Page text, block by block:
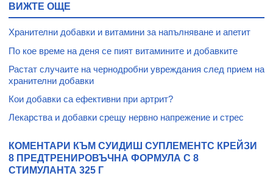
ВИЖТЕ ОЩЕ
Хранителни добавки и витамини за напълняване и апетит
По кое време на деня се пият витамините и добавките
Растат случаите на чернодробни увреждания след прием на
хранителни добавки
Кои добавки са ефективни при артрит?
Лекарства и добавки срещу нервно напрежение и стрес
КОМЕНТАРИ КЪМ СУИДИШ СУПЛЕМЕНТС КРЕЙЗИ
8 ПРЕДТРЕНИРОВЪЧНА ФОРМУЛА С 8
СТИМУЛАНТА 325 Г